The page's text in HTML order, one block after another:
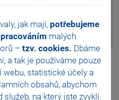
jak mají, potřebujeme
malých
– tzv. cookies. Dbáme
a tak je používáme pouze
statistické účely a
obsahů, abychom
na který jste zvyklí.
můžete zadat účetní období až
přes tři roky.
Pomohla Vám tato
odpověď?
Ano
Ne Nevím